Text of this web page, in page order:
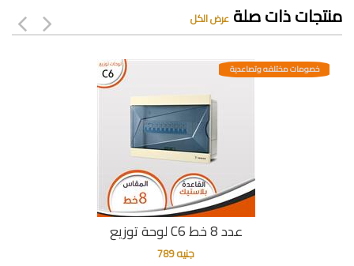
منتجات ذات صلة عرض الكل
لوحة توزيع C6 عدد 8 خط
خصومات مختلفه وتصاعدية
جنيه 789